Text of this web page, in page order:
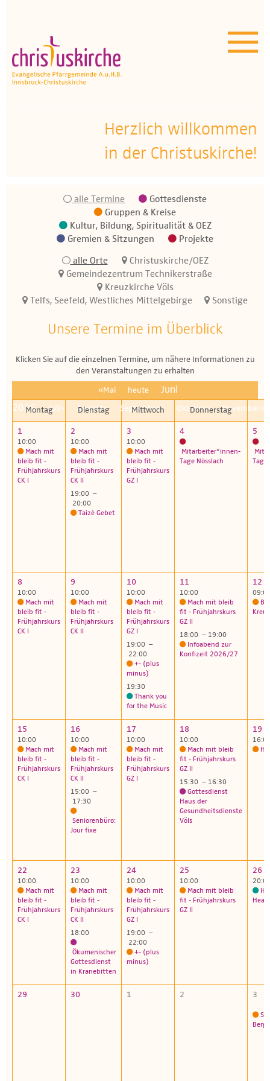
Unser Angebot
OEZ
Wissenswertes
Kontakt
Herzlich willkommen
in der Christuskirche!
alle Termine
Gottesdienste
Gruppen & Kreise
Kultur, Bildung, Spiritualität & OEZ
Gremien & Sitzungen
Projekte
alle Orte
Christuskirche/OEZ
Gemeindezentrum Technikerstraße
Kreuzkirche Völs
Telfs, Seefeld, Westliches Mittelgebirge
Sonstige
Unsere Termine im Überblick
Klicken Sie auf die einzelnen Termine, um nähere Informationen zu
den Veranstaltungen zu erhalten
«Mai heute
Juni
2026
Juli» August» September» Oktober» November»
Montag Dienstag Mittwoch Donnerstag
1
10:00
Mach mit
bleib fit -
Frühjahrskurs
CK I
2
10:00
Mach mit
bleib fit -
Frühjahrskurs
CK II
19:00 –
20:00
Taizé Gebet
3
10:00
Mach mit
bleib fit -
Frühjahrskurs
GZ I
4
Mitarbeiter*innen-
Tage Nösslach
5
Tage
8
10:00
Mach mit
bleib fit -
Frühjahrskurs
CK I
9
10:00
Mach mit
bleib fit -
Frühjahrskurs
CK II
10
10:00
Mach mit
bleib fit -
Frühjahrskurs
GZ I
19:00 –
22:00
+- (plus
minus)
19:30
Thank you
for the Music
11
10:00
Mach mit bleib
fit - Frühjahrskurs
GZ II
18:00 – 19:00
Infoabend zur
Konfizeit 2026/27
12
15
10:00
Mach mit
bleib fit -
Frühjahrskurs
CK I
16
10:00
Mach mit
bleib fit -
Frühjahrskurs
CK II
15:00 –
17:30
Seniorenbüro:
Jour fixe
17
10:00
Mach mit
bleib fit -
Frühjahrskurs
GZ I
18
10:00
Mach mit bleib
fit - Frühjahrskurs
GZ II
15:30 – 16:30
Gottesdienst
Haus der
Gesundheitsdienste
Völs
19
22
10:00
Mach mit
bleib fit -
Frühjahrskurs
CK I
23
10:00
Mach mit
bleib fit -
Frühjahrskurs
CK II
18:00
Ökumenischer
Gottesdienst
in Kranebitten
24
10:00
Mach mit
bleib fit -
Frühjahrskurs
GZ I
19:00 –
22:00
+- (plus
minus)
25
10:00
Mach mit bleib
fit - Frühjahrskurs
GZ II
26
29 30 1 2 3